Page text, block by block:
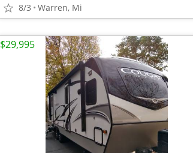
8/3 Warren, Mi
$29,995